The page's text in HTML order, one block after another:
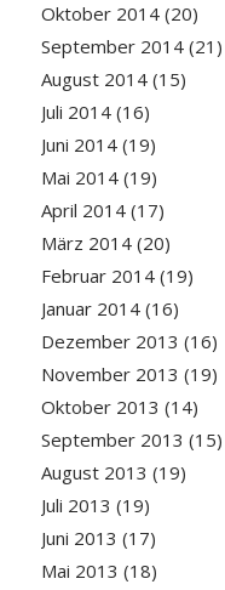
Oktober 2014(20)
September 2014(21)
August 2014(15)
Juli 2014(16)
Juni 2014(19)
Mai 2014(19)
April 2014(17)
März 2014(20)
Februar 2014(19)
Januar 2014(16)
Dezember 2013 (16)
November 2013 (19)
Oktober 2013 (14)
September 2013 (15)
August 2013 (19)
Juli 2013 (19)
Juni 2013 (17)
Mai 2013 (18)